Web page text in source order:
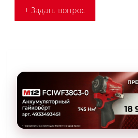
+ Задать вопрос